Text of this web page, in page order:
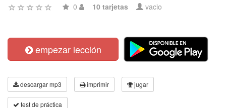
0 10 tarjetas vacio
empezar lección
descargar mp3 imprimir jugar
test de práctica